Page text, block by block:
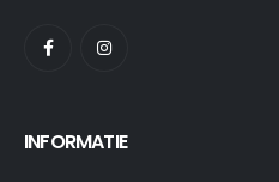
INFORMATIE